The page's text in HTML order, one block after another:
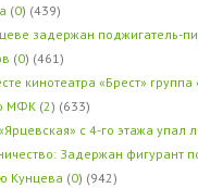
(0) (439)
задержан поджигатель-
(0) (461)
кинотеатра «Брест» группа
МФК (2) (633)
с 4-го этажа упал
Задержан фигурант
Кунцева (0) (942)